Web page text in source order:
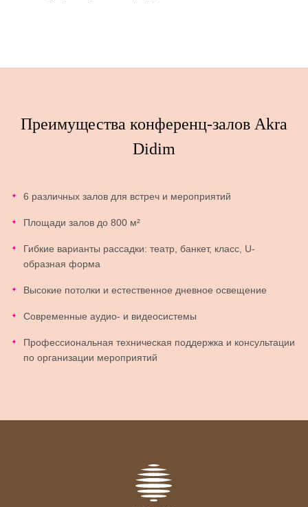
Преимущества конференц-залов Akra
Didim
6 различных залов для встреч и мероприятий
Площади залов до 800 м²
Гибкие варианты рассадки: театр, банкет, класс, U-
образная форма
Высокие потолки и естественное дневное освещение
Современные аудио- и видеосистемы
Профессиональная техническая поддержка и консультации
по организации мероприятий